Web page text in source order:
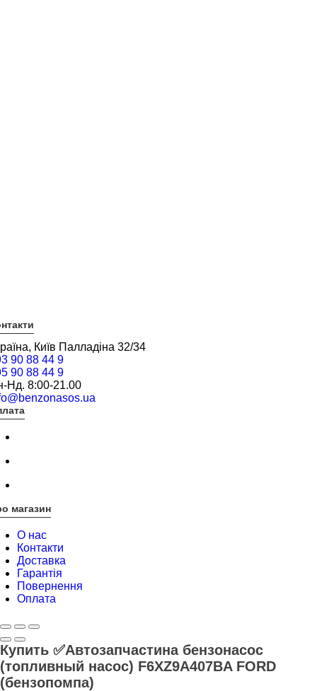
Київ Палладіна 32/34
90 88 44 9
90 88 44 9
Нд. 8:00-21.00
магазин
О нас
Контакти
Доставка
Гарантія
Повернення
Оплата
Купить ✅Автозапчастина бензонасос
(топливный насос) F6XZ9A407BA FORD
(бензопомпа)